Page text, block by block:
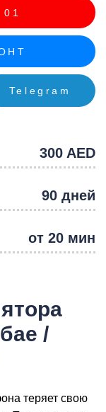
Telegram
300 AED
90 дней
от 20 мин
/
теряет свою